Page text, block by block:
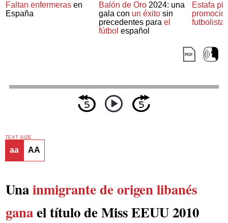
Faltan enfermerasen
España
Balón de Oro2024: una
gala con un éxitosin
precedentes para el
fútbol español
Estafa
TEXT SIZE
aa AA
Unainmigrante de origen libanés
ganael título de Miss EEUU 2010